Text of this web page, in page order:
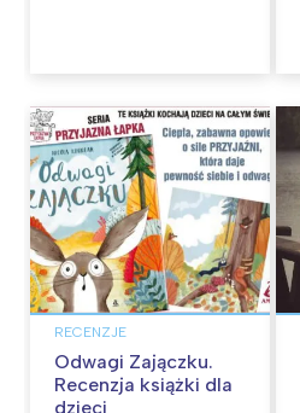
RECENZJE
Odwagi Zajączku.
Recenzja książki dla
dzieci